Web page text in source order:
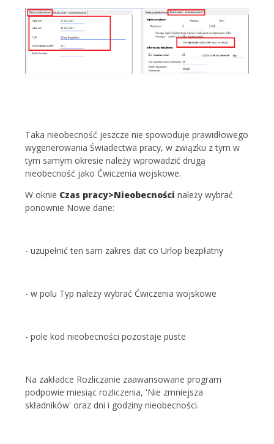
Taka nieobecność jeszcze nie spowoduje prawidłowego
wygenerowania Świadectwa pracy, w związku z tym w
tym samym okresie należy wprowadzić drugą
nieobecność jako Ćwiczenia wojskowe.
W oknie Czas pracy>Nieobecności należy wybrać
ponownie Nowe dane:
- uzupełnić ten sam zakres dat co Urlop bezpłatny
- w polu Typ należy wybrać Ćwiczenia wojskowe
- pole kod nieobecności pozostaje puste
Na zakładce Rozliczanie zaawansowane program
podpowie miesiąc rozliczenia, 'Nie zmniejsza
składników' oraz dni i godziny nieobecności.